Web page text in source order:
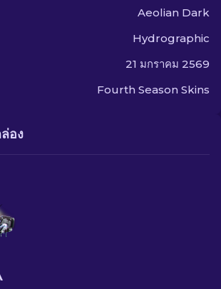
Aeolian Dark
Hydrographic
21 มกราคม 2569
Fourth Season Skins
อง